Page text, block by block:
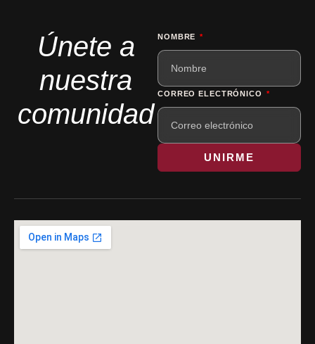
Únete a
nuestra
comunidad
NOMBRE
CORREO ELECTRÓNICO
UNIRME